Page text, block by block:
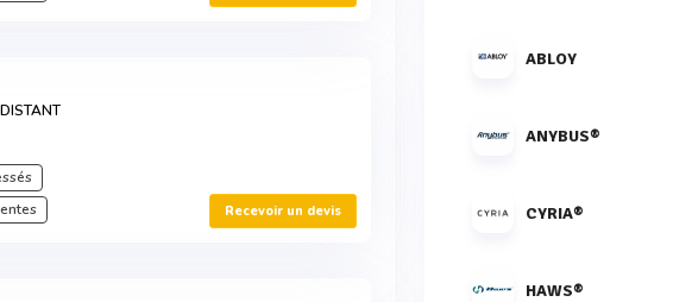
Recevoir un devis
ABLOY
ANYBUS®
CYRIA®
HAWS®